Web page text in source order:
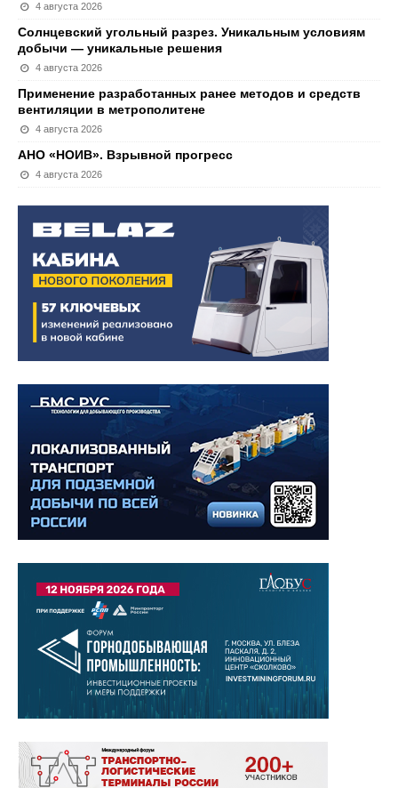
4 августа 2026
Солнцевский угольный разрез. Уникальным условиям
добычи — уникальные решения
4 августа 2026
Применение разработанных ранее методов и средств
вентиляции в метрополитене
4 августа 2026
АНО «НОИВ». Взрывной прогресс
4 августа 2026